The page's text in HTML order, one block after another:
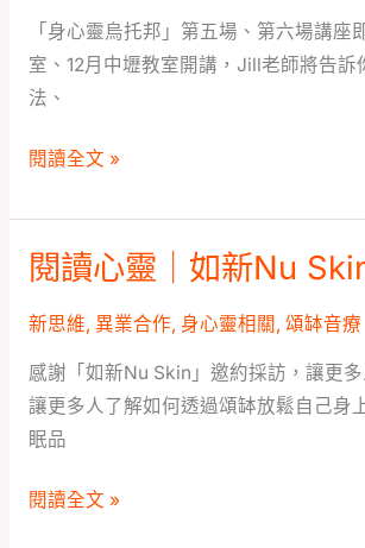
「身心靈烏托邦」第五場、第六場講座
室、12月中壢教室開講，Jill老師將告訴
法、
身
心
靈
托
「魔
法
陣
X
晶
X
水
晶
閱讀全文 »
閱讀心靈｜如新Nu
新思維, 異業合作, 身心靈相關, 頌缽音療
感謝「如新Nu Skin」邀約採訪，讓更
讓更多人了解如何透過頌缽放鬆自己身
眠品
閱
心
靈
｜
如
Nu
閱讀全文 »